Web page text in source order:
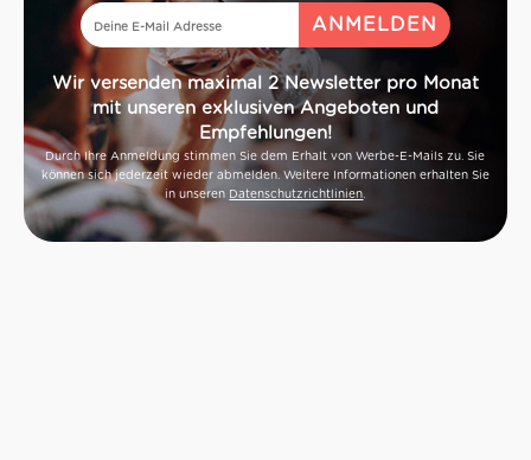
Wir versenden maximal 2 Newsletter pro Monat
mit unseren exklusiven Angeboten und
Empfehlungen!
Durch Ihre Anmeldung stimmen Sie dem Erhalt von Werbe-E-Mails zu. Sie
können sich jederzeit wieder abmelden. Weitere Informationen erhalten Sie
in unseren Datenschutzrichtlinien.